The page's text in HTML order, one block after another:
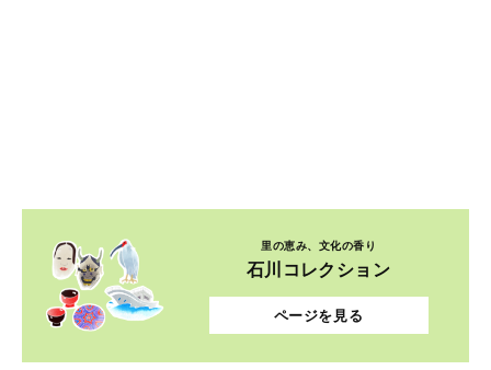
里の恵み、文化の香り
石川コレクション
ページを見る